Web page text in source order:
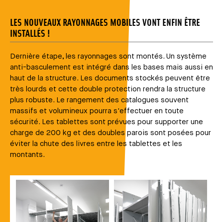
LES NOUVEAUX RAYONNAGES MOBILES VONT ENFIN ÊTRE
INSTALLÉS !
Dernière étape, les rayonnages sont montés. Un système
anti-basculement est intégré dans les bases mais aussi en
haut de la structure. Les documents stockés peuvent être
très lourds et cette double protection rendra la structure
plus robuste. Le rangement des catalogues souvent
massifs et volumineux pourra s'effectuer en toute
sécurité. Les tablettes sont prévues pour supporter une
charge de 200 kg et des doubles parois sont posées pour
éviter la chute des livres entre les tablettes et les
montants.
Média